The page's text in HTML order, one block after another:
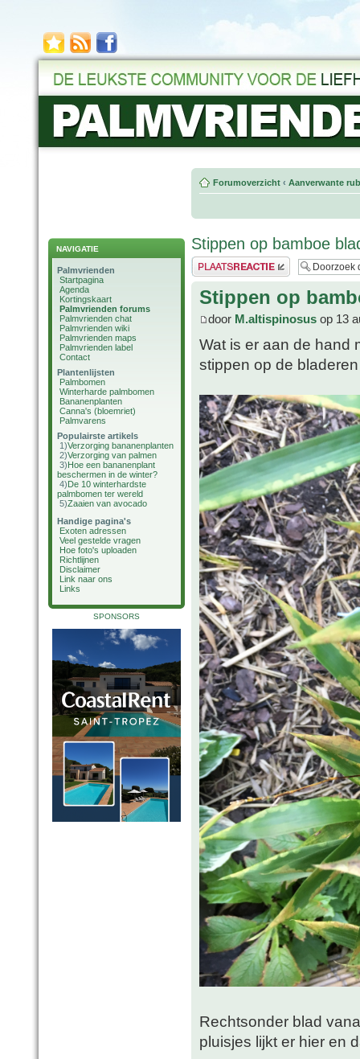
NAVIGATIE
Palmvrienden
Startpagina
Agenda
Kortingskaart
Palmvrienden forums
Palmvrienden chat
Palmvrienden wiki
Palmvrienden maps
Palmvrienden label
Contact
Plantenlijsten
Palmbomen
Winterharde palmbomen
Bananenplanten
Canna's (bloemriet)
Palmvarens
Populairste artikels
1)Verzorging bananenplanten
2)Verzorging van palmen
3)Hoe een bananenplant
beschermen in de winter?
4)De 10 winterhardste
palmbomen ter wereld
5)Zaaien van avocado
Handige pagina's
Exoten adressen
Veel gestelde vragen
Hoe foto's uploaden
Richtlijnen
Disclaimer
Link naar ons
Links
SPONSORS
Forumoverzicht ‹ Aanverwante
Stippen op bamboe
Plaats een reactie
Stippen op
door M.altispinosus op 13
Wat is er aan de hand
stippen op de bladeren
Rechtsonder blad
pluisjes lijkt er hier en